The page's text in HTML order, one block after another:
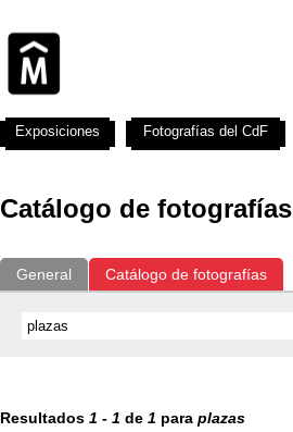
Catálogo de fotografías
General Catálogo de fotografías
Resultados 1 - 1 de 1 para plazas
Exposiciones Fotografías del CdF